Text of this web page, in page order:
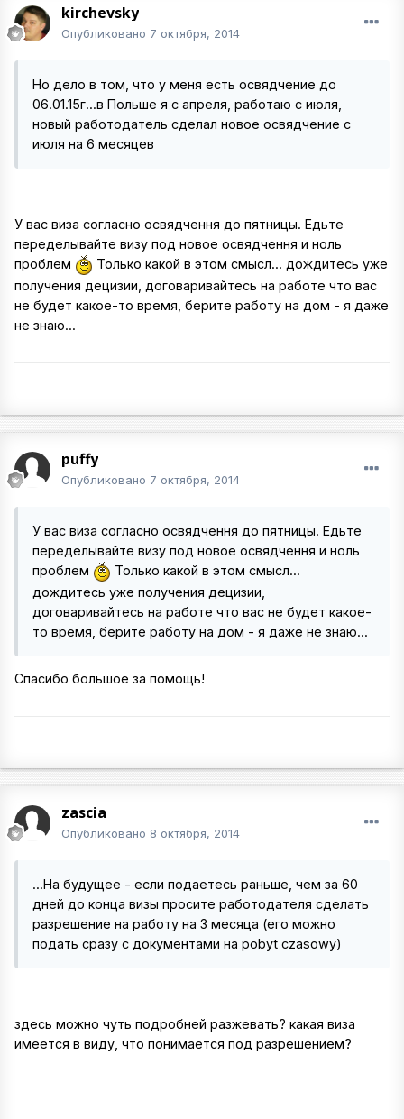
kirchevsky
Опубликовано 7 октября, 2014
Но дело в том, что у меня есть освядчение до
06.01.15г...в Польше я с апреля, работаю с июля,
новый работодатель сделал новое освядчение с
июля на 6 месяцев
У вас виза согласно освядчення до пятницы. Едьте
переделывайте визу под новое освядчення и ноль
проблем
Только какой в этом смысл... дождитесь уже
получения децизии, договаривайтесь на работе что вас
не будет какое-то время, берите работу на дом - я даже
не знаю...
puffy
Опубликовано 7 октября, 2014
У вас виза согласно освядчення до пятницы. Едьте
переделывайте визу под новое освядчення и ноль
проблем
Только какой в этом смысл...
дождитесь уже получения децизии,
договаривайтесь на работе что вас не будет какое-
то время, берите работу на дом - я даже не знаю...
Спасибо большое за помощь!
zascia
Опубликовано 8 октября, 2014
...На будущее - если подаетесь раньше, чем за 60
дней до конца визы просите работодателя сделать
разрешение на работу на 3 месяца (его можно
подать сразу с документами на pobyt czasowy)
здесь можно чуть подробней разжевать? какая виза
имеется в виду, что понимается под разрешением?